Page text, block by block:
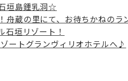
垣島鍾乳洞☆
舟蔵の里にて、お待ちかねのラ
石垣リゾート！
ートグランヴィリオホテルへ♪